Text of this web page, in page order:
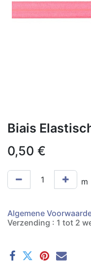
Biais
0,50 €
m
Algemene
Verzending : 1 tot 2